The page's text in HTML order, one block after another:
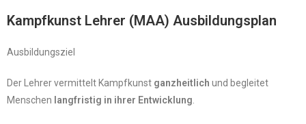
Kampfkunst Lehrer (MAA) Ausbildungsplan
Ausbildungsziel
Der Lehrer vermittelt Kampfkunst ganzheitlich und begleitet
Menschen langfristig in ihrer Entwicklung